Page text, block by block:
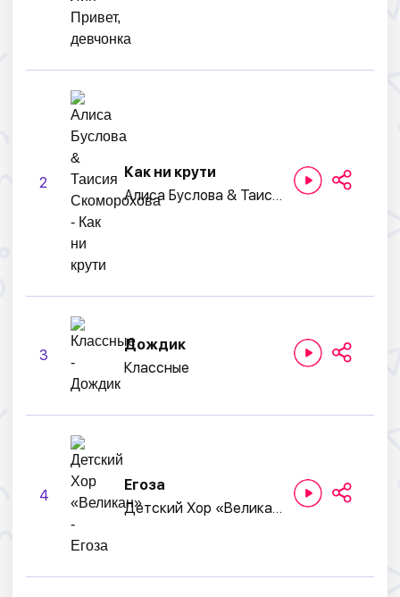
2
Как ни крути
Алиса Буслова & Таисия Скоморохова
3
Дождик
Классные
4
Егоза
Детский Хор «Великан»